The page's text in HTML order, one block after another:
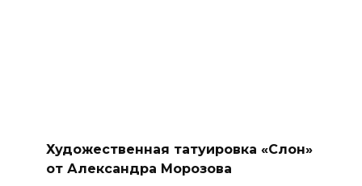
Художественная татуировка «Слон»
от Александра Морозова